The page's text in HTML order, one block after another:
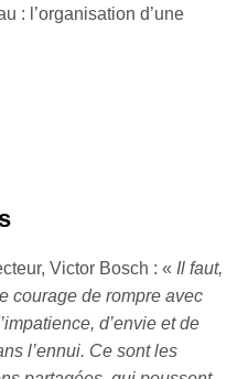
: l’organisation d’une
Victor Bosch : « Il faut,
courage de rompre avec
d’envie et de
l’ennui. Ce sont les